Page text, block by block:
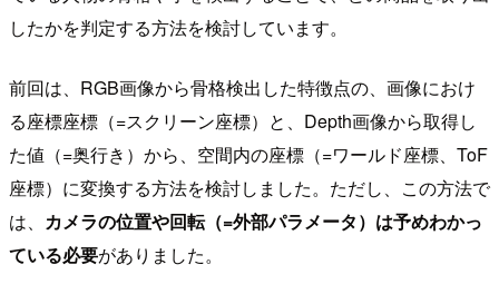
したかを判定する方法を検討しています。
前回は、RGB画像から骨格検出した特徴点の、画像におけ
る座標座標（=スクリーン座標）と、Depth画像から取得し
た値（=奥行き）から、空間内の座標（=ワールド座標、ToF
座標）に変換する方法を検討しました。ただし、この方法で
は、 カメラの位置や回転（=外部パラメータ）は予めわかっ
ている必要がありました。